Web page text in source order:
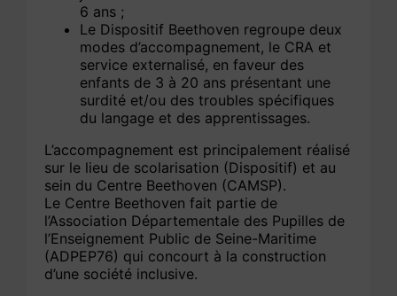
6 ans ;
Le Dispositif Beethoven regroupe deux
modes d’accompagnement, le CRA et
service externalisé, en faveur des
enfants de 3 à 20 ans présentant une
surdité et/ou des troubles spécifiques
du langage et des apprentissages.
L’accompagnement est principalement réalisé
sur le lieu de scolarisation (Dispositif) et au
sein du Centre Beethoven (CAMSP).
Le Centre Beethoven fait partie de
l’Association Départementale des Pupilles de
l’Enseignement Public de Seine-Maritime
(ADPEP76) qui concourt à la construction
d’une société inclusive.